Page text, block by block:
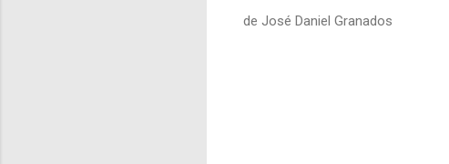
de José Daniel Granados